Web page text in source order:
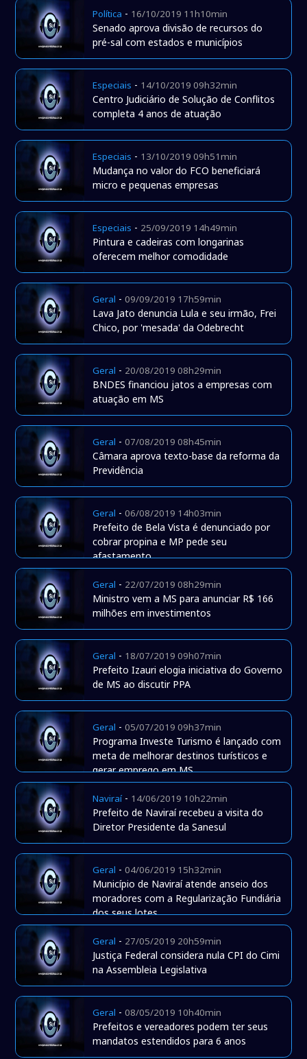
Política - 16/10/2019 11h10min
Senado aprova divisão de recursos do
pré-sal com estados e municípios
Especiais - 14/10/2019 09h32min
Centro Judiciário de Solução de Conflitos
completa 4 anos de atuação
Especiais - 13/10/2019 09h51min
Mudança no valor do FCO beneficiará
micro e pequenas empresas
Especiais - 25/09/2019 14h49min
Pintura e cadeiras com longarinas
oferecem melhor comodidade
Geral -09/09/2019 17h59min
Lava Jato denuncia Lula e seu irmão, Frei
Chico, por 'mesada' da Odebrecht
Geral - 20/08/2019 08h29min
BNDES financiou jatos a empresas com
atuação em MS
Geral -07/08/2019 08h45min
Câmara aprova texto-base da reforma da
Previdência
Geral -06/08/2019 14h03min
Prefeito de Bela Vista é denunciado por
cobrar propina e MP pede seu
afastamento
Geral - 22/07/2019 08h29min
Ministro vem a MS para anunciar R$ 166
milhões em investimentos
Geral - 18/07/2019 09h07min
Prefeito Izauri elogia iniciativa do Governo
de MS ao discutir PPA
Geral -05/07/2019 09h37min
Programa Investe Turismo é lançado com
meta de melhorar destinos turísticos e
gerar emprego em MS
Naviraí- 14/06/2019 10h22min
Prefeito de Naviraí recebeu a visita do
Diretor Presidente da Sanesul
Geral -04/06/2019 15h32min
Município de Naviraí atende anseio dos
moradores com a Regularização Fundiária
dos seus lotes.
Geral - 27/05/2019 20h59min
Justiça Federal considera nula CPI do Cimi
na Assembleia Legislativa
Geral -08/05/2019 10h40min
Prefeitos e vereadores podem ter seus
mandatos estendidos para 6 anos